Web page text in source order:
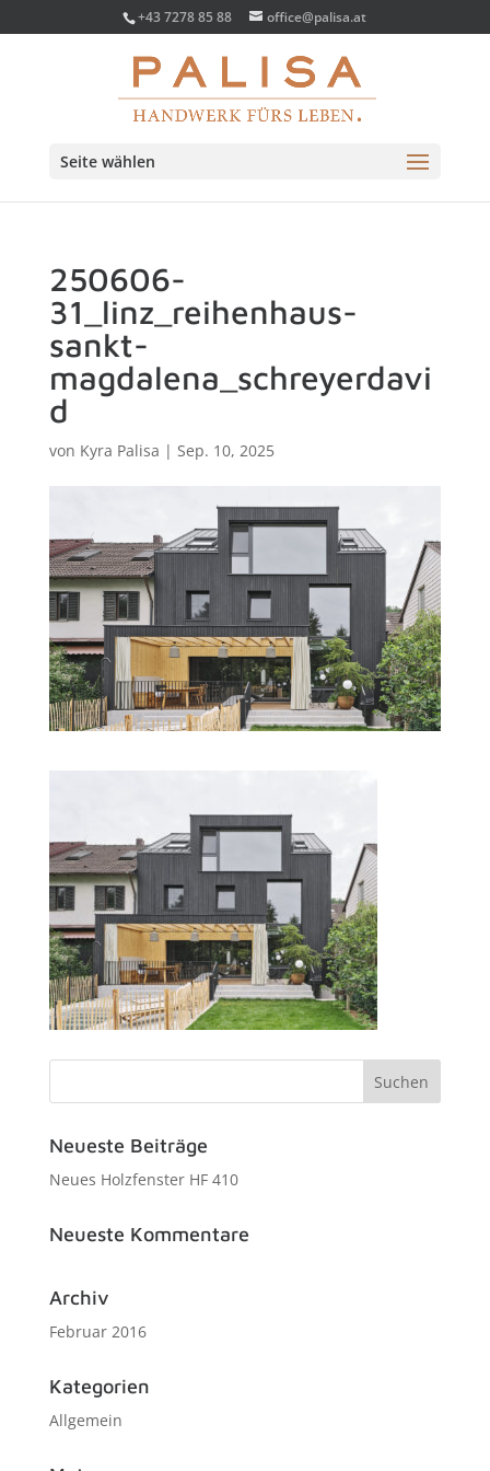
+43 7278 85 88 office@palisa.at
Seite wählen
250606-
31_linz_reihenhaus-
sankt-
magdalena_schreyerdavi
d
von Kyra Palisa | Sep. 10, 2025
Neueste Beiträge
Neues Holzfenster HF 410
Neueste Kommentare
Archiv
Februar 2016
Kategorien
Allgemein